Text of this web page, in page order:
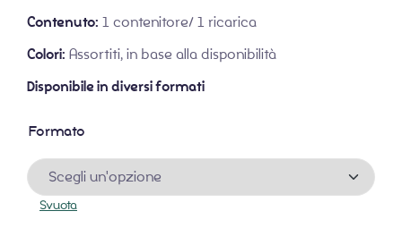
Contenuto: 1 contenitore/ 1 ricarica
Colori: Assortiti, in base alla disponibilità
Disponibile in diversi formati
Formato
Svuota